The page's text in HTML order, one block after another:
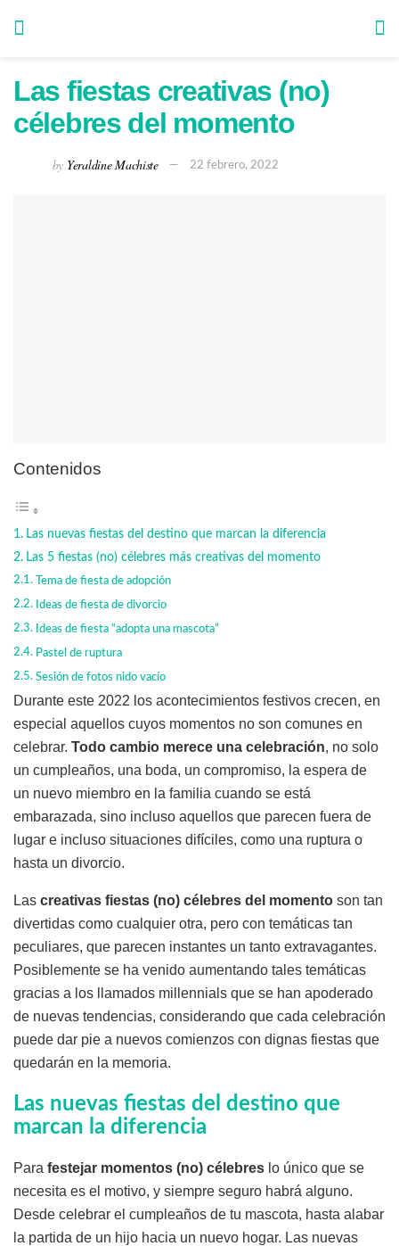
Las fiestas creativas (no)
célebres del momento
by Yeraldine Machiste 22 febrero, 2022
Contenidos
Las nuevas fiestas del destino que marcan la diferencia
Las 5 fiestas (no) célebres más creativas del momento
Tema de fiesta de adopción
Ideas de fiesta de divorcio
Ideas de fiesta “adopta una mascota”
Pastel de ruptura
Sesión de fotos nido vacío
Durante este 2022 los acontecimientos festivos crecen, en
especial aquellos cuyos momentos no son comunes en
celebrar. Todo cambio merece una celebración, no solo
un cumpleaños, una boda, un compromiso, la espera de
un nuevo miembro en la familia cuando se está
embarazada, sino incluso aquellos que parecen fuera de
lugar e incluso situaciones difíciles, como una ruptura o
hasta un divorcio.
Las creativas fiestas (no) célebres del momento son tan
divertidas como cualquier otra, pero con temáticas tan
peculiares, que parecen instantes un tanto extravagantes.
Posiblemente se ha venido aumentando tales temáticas
gracias a los llamados millennials que se han apoderado
de nuevas tendencias, considerando que cada celebración
puede dar pie a nuevos comienzos con dignas fiestas que
quedarán en la memoria.
Las nuevas fiestas del destino que
marcan la diferencia
Para festejar momentos (no) célebres lo único que se
necesita es el motivo, y siempre seguro habrá alguno.
Desde celebrar el cumpleaños de tu mascota, hasta alabar
la partida de un hijo hacia un nuevo hogar. Las nuevas